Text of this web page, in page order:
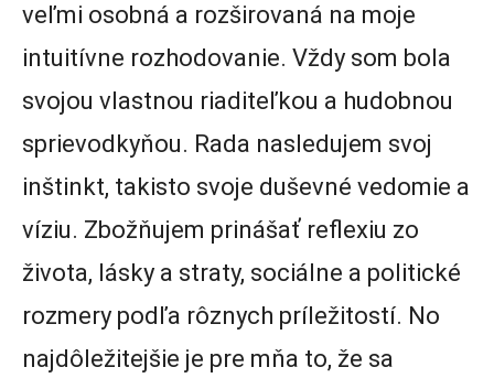
veľmi osobná a rozširovaná na moje
intuitívne rozhodovanie. Vždy som bola
svojou vlastnou riaditeľkou a hudobnou
sprievodkyňou. Rada nasledujem svoj
inštinkt, takisto svoje duševné vedomie a
víziu. Zbožňujem prinášať reflexiu zo
života, lásky a straty, sociálne a politické
rozmery podľa rôznych príležitostí. No
najdôležitejšie je pre mňa to, že sa